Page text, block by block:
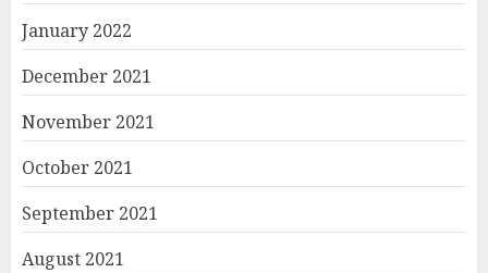
January 2022
December 2021
November 2021
October 2021
September 2021
August 2021